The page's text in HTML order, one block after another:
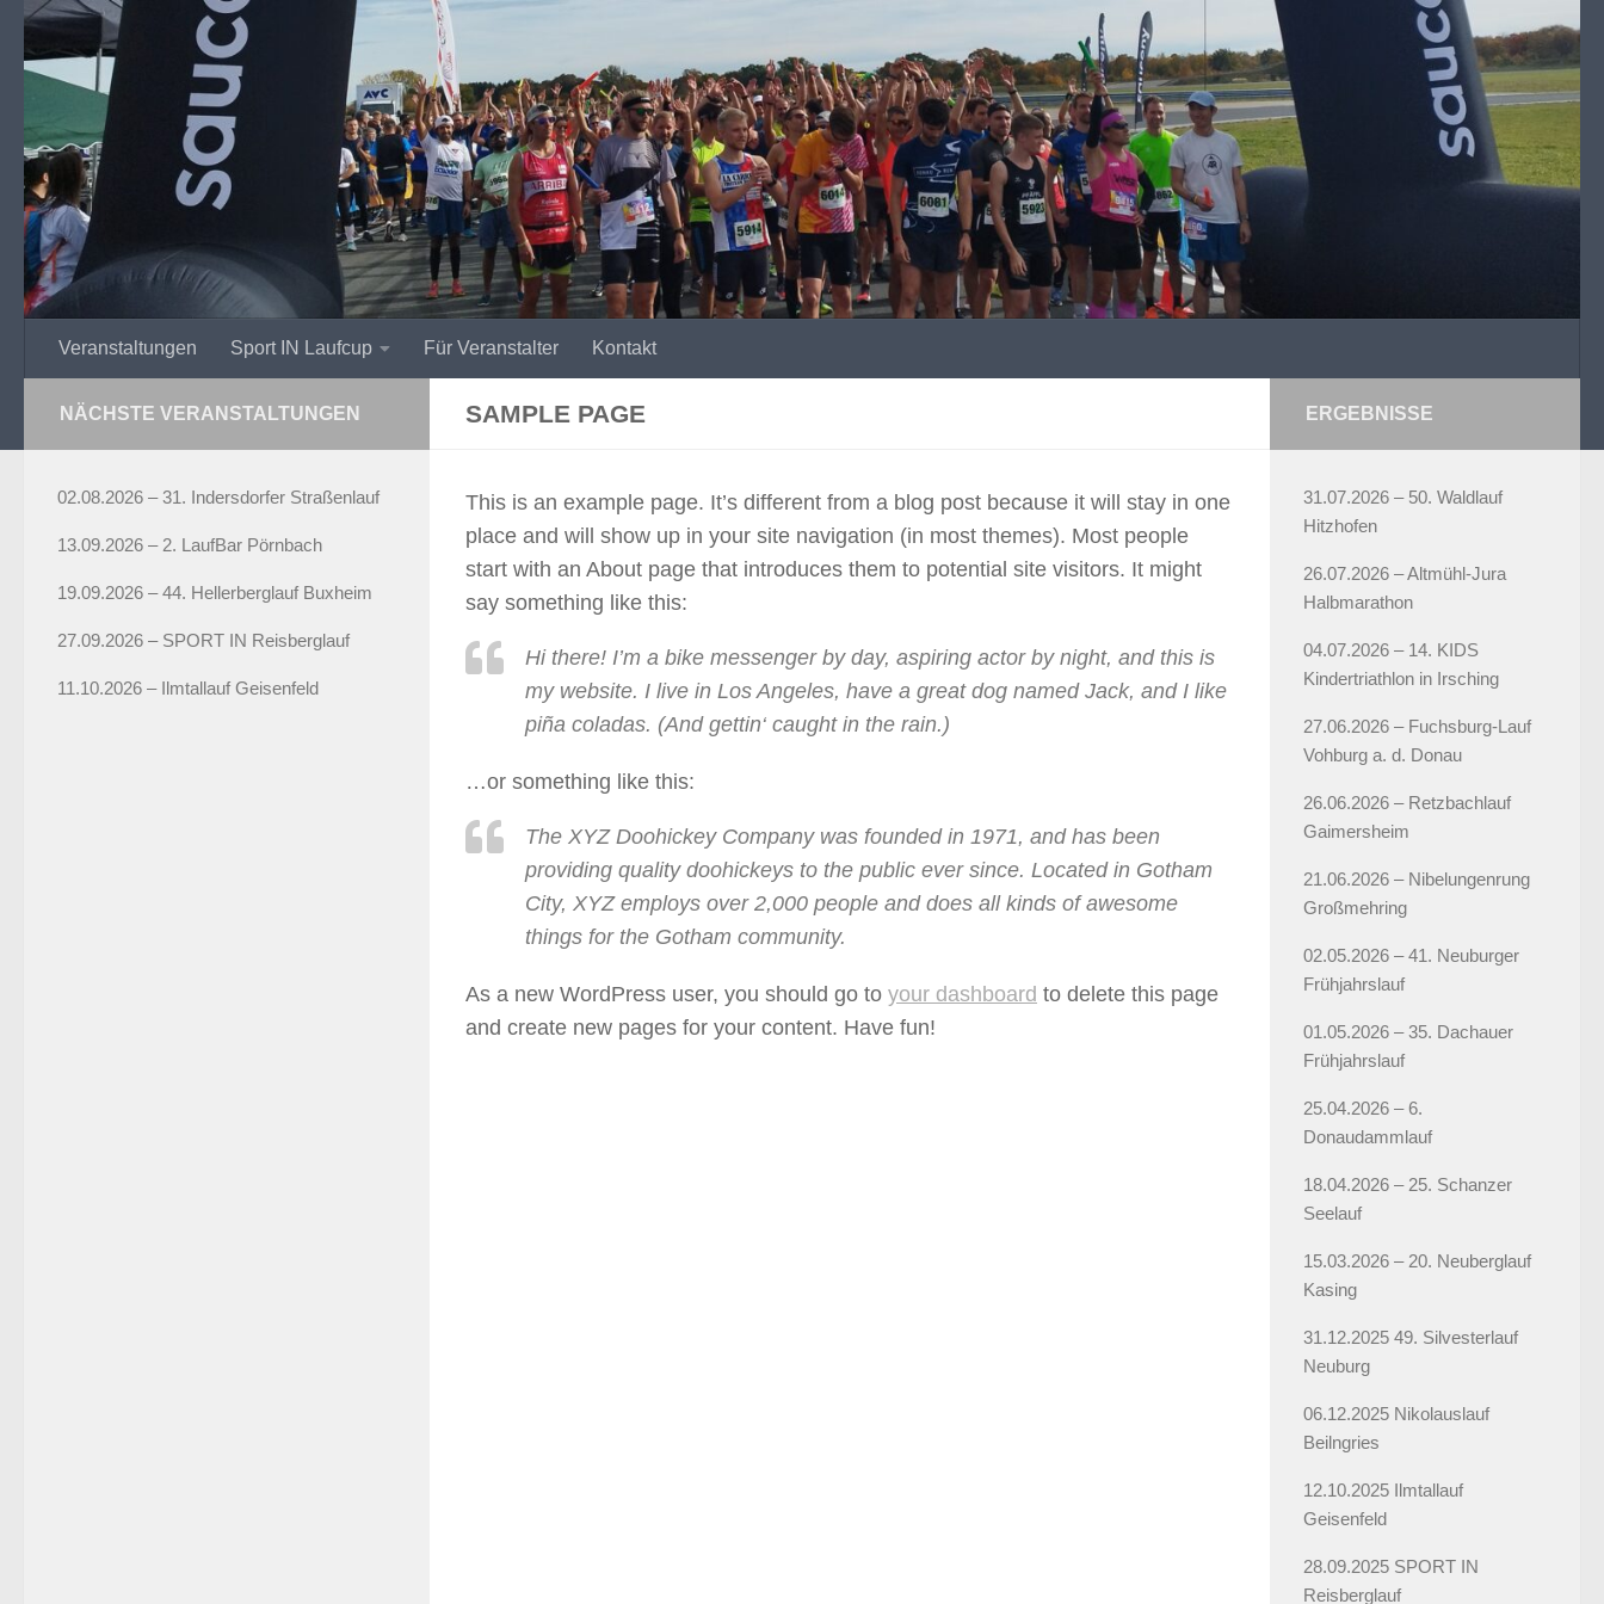
Zum Inhalt springen
Veranstaltungen Sport IN Laufcup Für Veranstalter Kontakt
SAMPLE PAGE
This is an example page. It’s different from a blog post because it will stay in one
place and will show up in your site navigation (in most themes). Most people
start with an About page that introduces them to potential site visitors. It might
say something like this:
Hi there! I’m a bike messenger by day, aspiring actor by night, and this is
my website. I live in Los Angeles, have a great dog named Jack, and I like
piña coladas. (And gettin‘ caught in the rain.)
…or something like this:
The XYZ Doohickey Company was founded in 1971, and has been
providing quality doohickeys to the public ever since. Located in Gotham
City, XYZ employs over 2,000 people and does all kinds of awesome
things for the Gotham community.
As a new WordPress user, you should go to your dashboard to delete this page
and create new pages for your content. Have fun!
NÄCHSTE VERANSTALTUNGEN
02.08.2026 – 31. Indersdorfer Straßenlauf
13.09.2026 – 2. LaufBar Pörnbach
19.09.2026 – 44. Hellerberglauf Buxheim
27.09.2026 – SPORT IN Reisberglauf
11.10.2026 – Ilmtallauf Geisenfeld
ERGEBNISSE
31.07.2026 – 50. Waldlauf
Hitzhofen
26.07.2026 – Altmühl-Jura
Halbmarathon
04.07.2026 – 14. KIDS
Kindertriathlon in Irsching
27.06.2026 – Fuchsburg-Lauf
Vohburg a. d. Donau
26.06.2026 – Retzbachlauf
Gaimersheim
21.06.2026 – Nibelungenrung
Großmehring
02.05.2026 – 41. Neuburger
Frühjahrslauf
01.05.2026 – 35. Dachauer
Frühjahrslauf
25.04.2026 – 6.
Donaudammlauf
18.04.2026 – 25. Schanzer
Seelauf
15.03.2026 – 20. Neuberglauf
Kasing
31.12.2025 49. Silvesterlauf
Neuburg
06.12.2025 Nikolauslauf
Beilngries
12.10.2025 Ilmtallauf
Geisenfeld
28.09.2025 SPORT IN
Reisberglauf